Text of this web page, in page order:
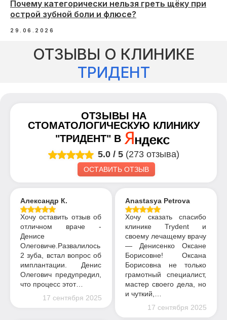
Почему категорически нельзя греть щёку при
острой зубной боли и флюсе?
29.06.2026
ОТЗЫВЫ О КЛИНИКЕ
ТРИДЕНТ
ОТЗЫВЫ НА
СТОМАТОЛОГИЧЕСКУЮ КЛИНИКУ
"ТРИДЕНТ" В
5.0 / 5 (273 отзыва)
ОСТАВИТЬ ОТЗЫВ
Александр К.
Хочу оставить отзыв об
отличном враче -
Денисе
Олеговиче.Развалилось
2 зуба, встал вопрос об
имплантации. Денис
Олегович предупредил,
что процесс этот…
17 сентября 2025
Anastasya Petrova
Хочу сказать спасибо
клинике Trydent и
своему лечащему врачу
— Денисенко Оксане
Борисовне! Оксана
Борисовна не только
грамотный специалист,
мастер своего дела, но
и чуткий,…
17 сентября 2025